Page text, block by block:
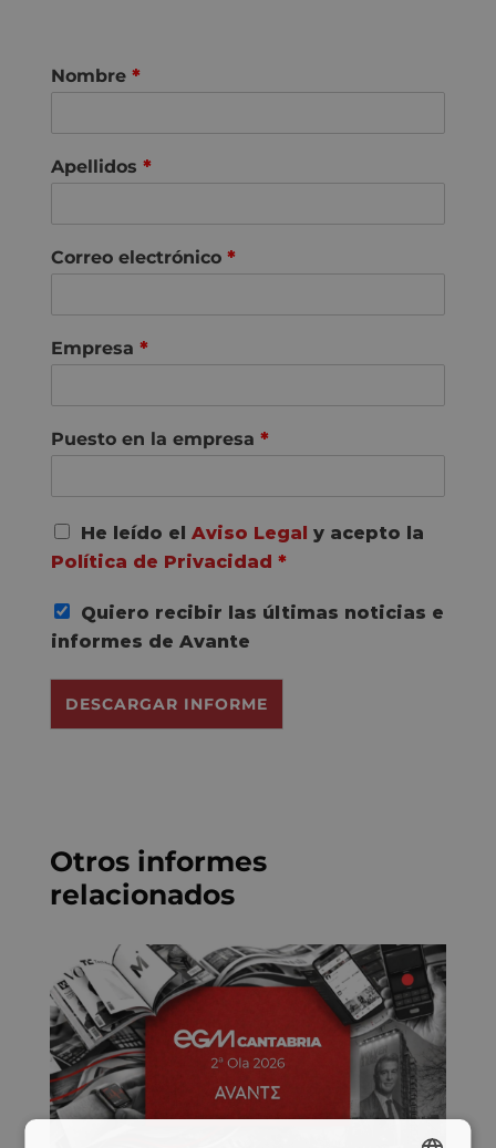
Nombre *
Apellidos *
Correo electrónico *
Empresa *
Puesto en la empresa *
A
c
u
r
d
R
P
He leído el Aviso Legal y acepto la
Política de Privacidad *
Quiero recibir las últimas noticias e
informes de Avante
DESCARGAR INFORME
Otros informes
relacionados